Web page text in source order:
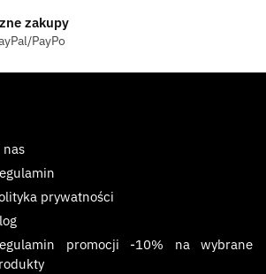
zakupy
PayPo
nas
prywatności
promocji -10% na wybrane